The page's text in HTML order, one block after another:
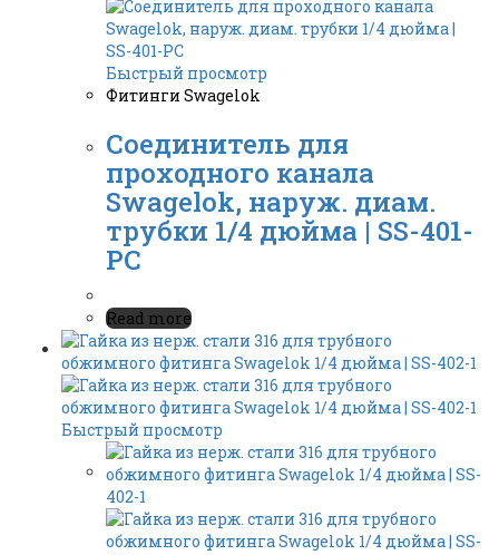
Быстрый просмотр
Фитинги Swagelok
Соединитель для
проходного канала
Swagelok, наруж. диам.
трубки 1/4 дюйма | SS-401-
PC
Read more
Быстрый просмотр